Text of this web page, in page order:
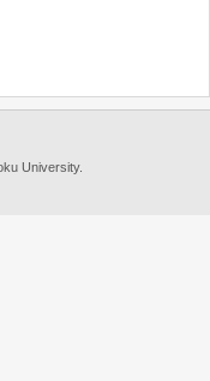
University.